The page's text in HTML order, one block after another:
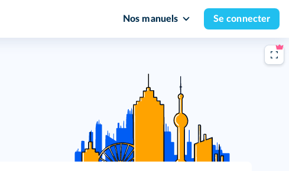
Nos manuels Se connecter